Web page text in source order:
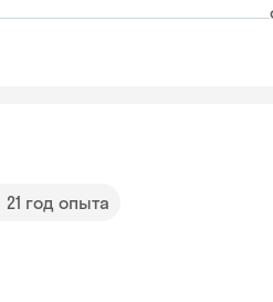
21 год опыта